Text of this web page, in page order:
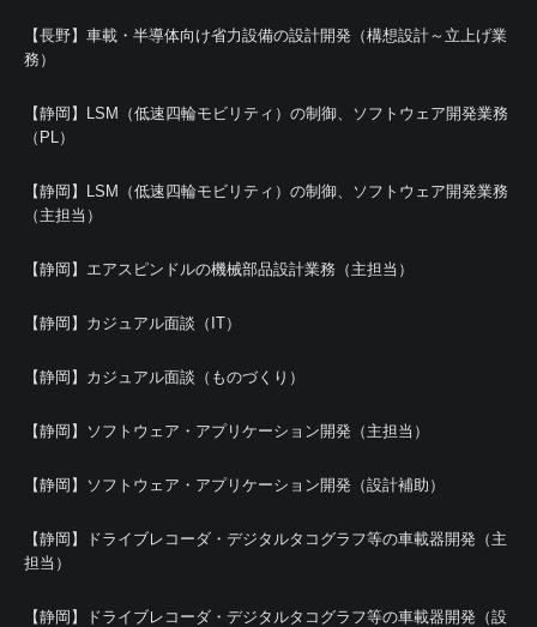
【長野】車載・半導体向け省力設備の設計開発（構想設計～立上げ業
務）
【静岡】LSM（低速四輪モビリティ）の制御、ソフトウェア開発業務
（PL）
【静岡】LSM（低速四輪モビリティ）の制御、ソフトウェア開発業務
（主担当）
【静岡】エアスピンドルの機械部品設計業務（主担当）
【静岡】カジュアル面談（IT）
【静岡】カジュアル面談（ものづくり）
【静岡】ソフトウェア・アプリケーション開発（主担当）
【静岡】ソフトウェア・アプリケーション開発（設計補助）
【静岡】ドライブレコーダ・デジタルタコグラフ等の車載器開発（主
担当）
【静岡】ドライブレコーダ・デジタルタコグラフ等の車載器開発（設